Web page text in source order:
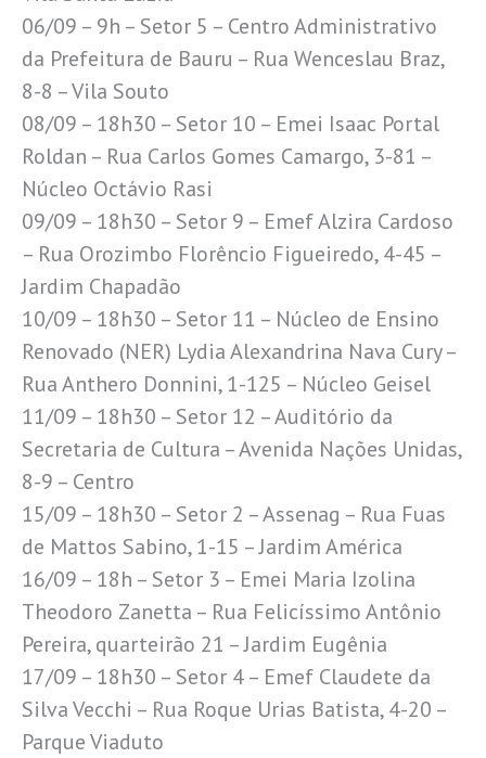
06/09 – 9h – Setor 5 – Centro Administrativo
da Prefeitura de Bauru – Rua Wenceslau Braz,
8-8 – Vila Souto
08/09 – 18h30 – Setor 10 – Emei Isaac Portal
Roldan – Rua Carlos Gomes Camargo, 3-81 –
Núcleo Octávio Rasi
09/09 – 18h30 – Setor 9 – Emef Alzira Cardoso
– Rua Orozimbo Florêncio Figueiredo, 4-45 –
Jardim Chapadão
10/09 – 18h30 – Setor 11 – Núcleo de Ensino
Renovado (NER) Lydia Alexandrina Nava Cury –
Rua Anthero Donnini, 1-125 – Núcleo Geisel
11/09 – 18h30 – Setor 12 – Auditório da
Secretaria de Cultura – Avenida Nações Unidas,
8-9 – Centro
15/09 – 18h30 – Setor 2 – Assenag – Rua Fuas
de Mattos Sabino, 1-15 – Jardim América
16/09 – 18h – Setor 3 – Emei Maria Izolina
Theodoro Zanetta – Rua Felicíssimo Antônio
Pereira, quarteirão 21 – Jardim Eugênia
17/09 – 18h30 – Setor 4 – Emef Claudete da
Silva Vecchi – Rua Roque Urias Batista, 4-20 –
Parque Viaduto